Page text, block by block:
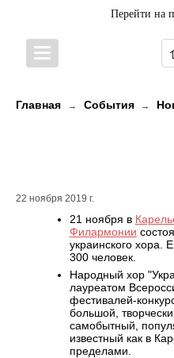
Перейти на
Главная → События →
22 ноября 2019 г.
21 ноября в
Филармонии
украинского хора.
300 человек.
Народный хор
лауреатом
фестивалей-
большой,
самобытный,
известный как в
пределами.